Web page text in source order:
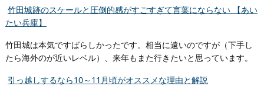
竹田城跡のスケールと圧倒的感がすごすぎて言葉にならない 【あい
たい兵庫】
竹田城は本気ですばらしかったです。相当に遠いのですが（下手し
たら海外のが近いレベル）、来年もまた行きたいと思っています。
引っ越しするなら10～11月頃がオススメな理由と解説